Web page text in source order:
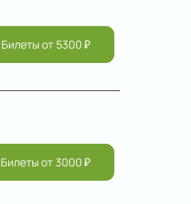
Билеты от 5300₽
Билеты от 3000₽